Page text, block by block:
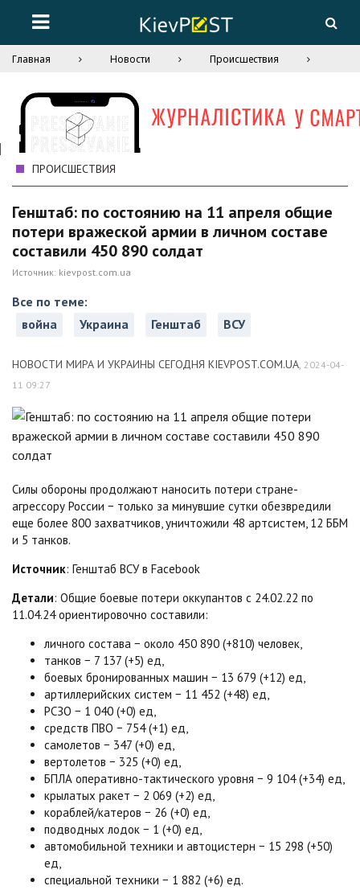
Главная Новости Происшествия
ПРОИСШЕСТВИЯ
Генштаб: по состоянию на 11 апреля общие
потери вражеской армии в личном составе
составили 450 890 солдат
Источник: kievpost.com.ua
Все по теме:
война
Украина Генштаб ВСУ
НОВОСТИ МИРА И УКРАИНЫ СЕГОДНЯ KIEVPOST.COM.UA, 2024-04-
11 09:27
Силы обороны продолжают наносить потери стране-
агрессору России − только за минувшие сутки обезвредили
еще более 800 захватчиков, уничтожили 48 артсистем, 12 ББМ
и 5 танков.
Источник: Генштаб ВСУ в Facebook
Детали: Общие боевые потери оккупантов с 24.02.22 по
11.04.24 ориентировочно составили:
личного состава − около 450 890 (+810) человек,
танков − 7 137 (+5) ед,
боевых бронированных машин − 13 679 (+12) ед,
артиллерийских систем − 11 452 (+48) ед,
РСЗО − 1 040 (+0) ед,
средств ПВО − 754 (+1) ед,
самолетов − 347 (+0) ед,
вертолетов − 325 (+0) ед,
БПЛА оперативно-тактического уровня − 9 104 (+34) ед,
крылатых ракет − 2 069 (+2) ед,
кораблей/катеров − 26 (+0) ед,
подводных лодок − 1 (+0) ед,
автомобильной техники и автоцистерн − 15 298 (+50)
ед,
специальной техники − 1 882 (+6) ед.